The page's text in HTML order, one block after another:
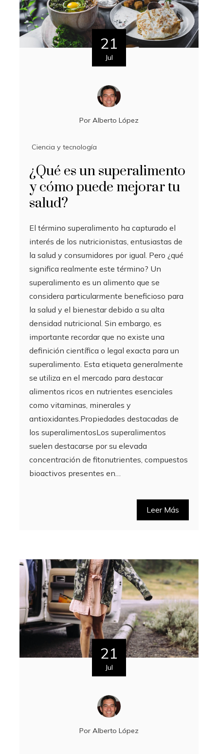
21
Jul
Por Alberto López
Ciencia y tecnología
¿Qué es un superalimento
y cómo puede mejorar tu
salud?
El término superalimento ha capturado el
interés de los nutricionistas, entusiastas de
la salud y consumidores por igual. Pero ¿qué
significa realmente este término? Un
superalimento es un alimento que se
considera particularmente beneficioso para
la salud y el bienestar debido a su alta
densidad nutricional. Sin embargo, es
importante recordar que no existe una
definición científica o legal exacta para un
superalimento. Esta etiqueta generalmente
se utiliza en el mercado para destacar
alimentos ricos en nutrientes esenciales
como vitaminas, minerales y
antioxidantes.Propiedades destacadas de
los superalimentosLos superalimentos
suelen destacarse por su elevada
concentración de fitonutrientes, compuestos
bioactivos presentes en…
Leer Más
21
Jul
Por Alberto López